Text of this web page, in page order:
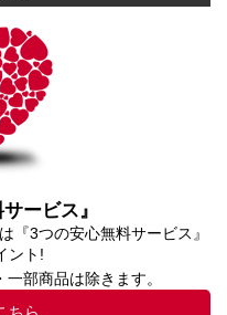
ービス』
『3つの安心無料サービス』
ント!
部商品は除きます。